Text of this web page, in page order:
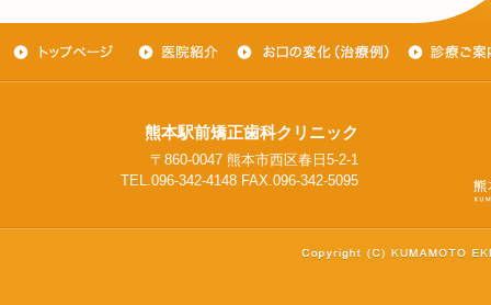
熊本駅前矯正歯科クリニック
〒860-0047 熊本市西区春日5-2-1
TEL.096-342-4148 FAX.096-342-5095